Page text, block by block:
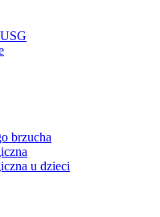
brzucha
u dzieci